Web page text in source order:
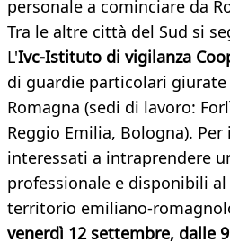
personale a cominciare da
Tra le altre città del Sud si
L'Ivc-Istituto di vigilanza
di guardie particolari
Romagna (sedi di lavoro:
Reggio Emilia, Bologna).
interessati a intraprendere
professionale e disponibili
territorio emiliano-
venerdì 12 settembre, dalle